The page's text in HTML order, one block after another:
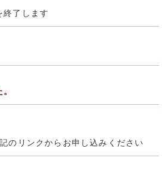
終了します
のリンクからお申し込みください